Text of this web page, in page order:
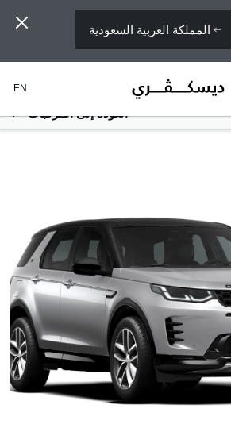
المملكة العربية السعودية
EN
العودة إلى المركبات